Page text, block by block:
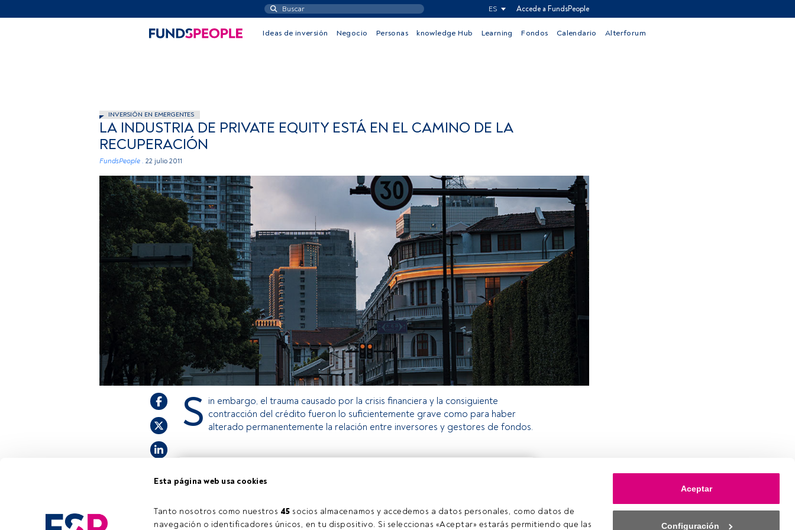
Esta página web usa cookies
Tanto nosotros como nuestros 45 socios almacenamos y accedemos a datos personales, como datos de
navegación o identificadores únicos, en tu dispositivo. Si seleccionas «Aceptar» estarás permitiendo que las
Aceptar
Configuración
ES Accede a FundsPeople
Ideas de inversión Negocio Personas knowledge Hub Learning Fondos Calendario Alterforum
INVERSIÓN EN EMERGENTES
LA INDUSTRIA DE PRIVATE EQUITY ESTÁ EN EL CAMINO DE LA
RECUPERACIÓN
FundsPeople . 22 julio 2011
S in embargo, el trauma causado por la crisis financiera y la consiguiente
contracción del crédito fueron lo suficientemente grave como para haber
alterado permanentemente la relación entre inversores y gestores de fondos.
estás registrado, accede desde el botón Login. Si aún no tienes cuenta, te
Accede a FundsPeople